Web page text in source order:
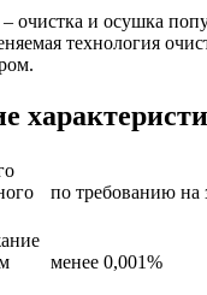
очистка и осушка
технология
по требованию на
менее 0,001%